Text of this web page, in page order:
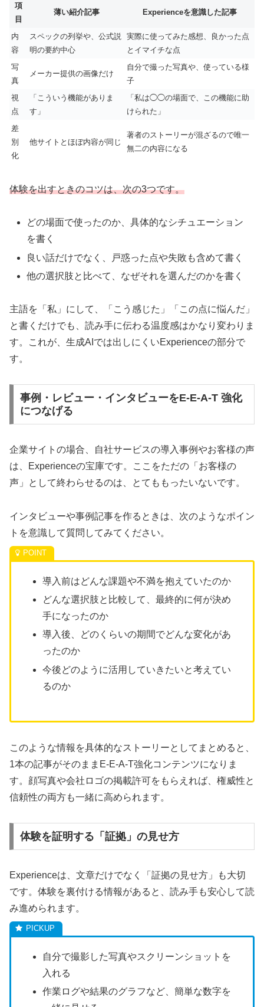
項
目
薄い紹介記事 Experienceを意識した記事
内
容
スペックの列挙や、公式説
明の要約中心
実際に使ってみた感想、良かった点
とイマイチな点
写
真
メーカー提供の画像だけ
自分で撮った写真や、使っている様
子
視
点
「こういう機能がありま
す」
「私は◯◯の場面で、この機能に助
けられた」
差
別
化
他サイトとほぼ内容が同じ
著者のストーリーが混ざるので唯一
無二の内容になる
体験を出すときのコツは、次の3つです。
どの場面で使ったのか、具体的なシチュエーション
を書く
良い話だけでなく、戸惑った点や失敗も含めて書く
他の選択肢と比べて、なぜそれを選んだのかを書く
主語を「私」にして、「こう感じた」「この点に悩んだ」
と書くだけでも、読み手に伝わる温度感はかなり変わりま
す。これが、生成AIでは出しにくいExperienceの部分で
す。
事例・レビュー・インタビューをE-E-A-T 強化
につなげる
企業サイトの場合、自社サービスの導入事例やお客様の声
は、Experienceの宝庫です。ここをただの「お客様の
声」として終わらせるのは、とてももったいないです。
インタビューや事例記事を作るときは、次のようなポイン
トを意識して質問してみてください。
導入前はどんな課題や不満を抱えていたのか
どんな選択肢と比較して、最終的に何が決め
手になったのか
導入後、どのくらいの期間でどんな変化があ
ったのか
今後どのように活用していきたいと考えてい
るのか
このような情報を具体的なストーリーとしてまとめると、
1本の記事がそのままE-E-A-T強化コンテンツになりま
す。顔写真や会社ロゴの掲載許可をもらえれば、権威性と
信頼性の両方も一緒に高められます。
体験を証明する「証拠」の見せ方
Experienceは、文章だけでなく「証拠の見せ方」も大切
です。体験を裏付ける情報があると、読み手も安心して読
み進められます。
自分で撮影した写真やスクリーンショットを
入れる
作業ログや結果のグラフなど、簡単な数字を